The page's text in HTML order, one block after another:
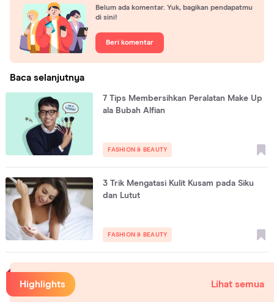
Belum ada komentar. Yuk, bagikan pendapatmu
di sini!
Beri komentar
Baca selanjutnya
7 Tips Membersihkan Peralatan Make Up
ala Bubah Alfian
FASHION & BEAUTY
3 Trik Mengatasi Kulit Kusam pada Siku
dan Lutut
FASHION & BEAUTY
Highlights Lihat semua